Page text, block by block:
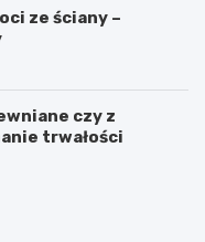
ze ściany –
czy z
trwałości